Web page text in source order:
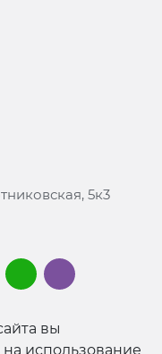
5к3
вы
использование